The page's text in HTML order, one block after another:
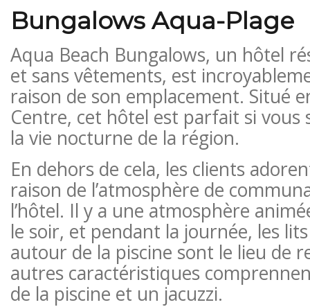
Bungalows Aqua-Plage
Aqua Beach Bungalows, un hôtel
et sans vêtements, est
raison de son emplacement. Situé
Centre, cet hôtel est parfait si vous
la vie nocturne de la région.
En dehors de cela, les clients
raison de l’atmosphère de
l’hôtel. Il y a une atmosphère
le soir, et pendant la journée, les
autour de la piscine sont le lieu de
autres caractéristiques
de la piscine et un jacuzzi.